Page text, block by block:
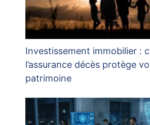
Investissement immobilier :
l’assurance décès protège
patrimoine